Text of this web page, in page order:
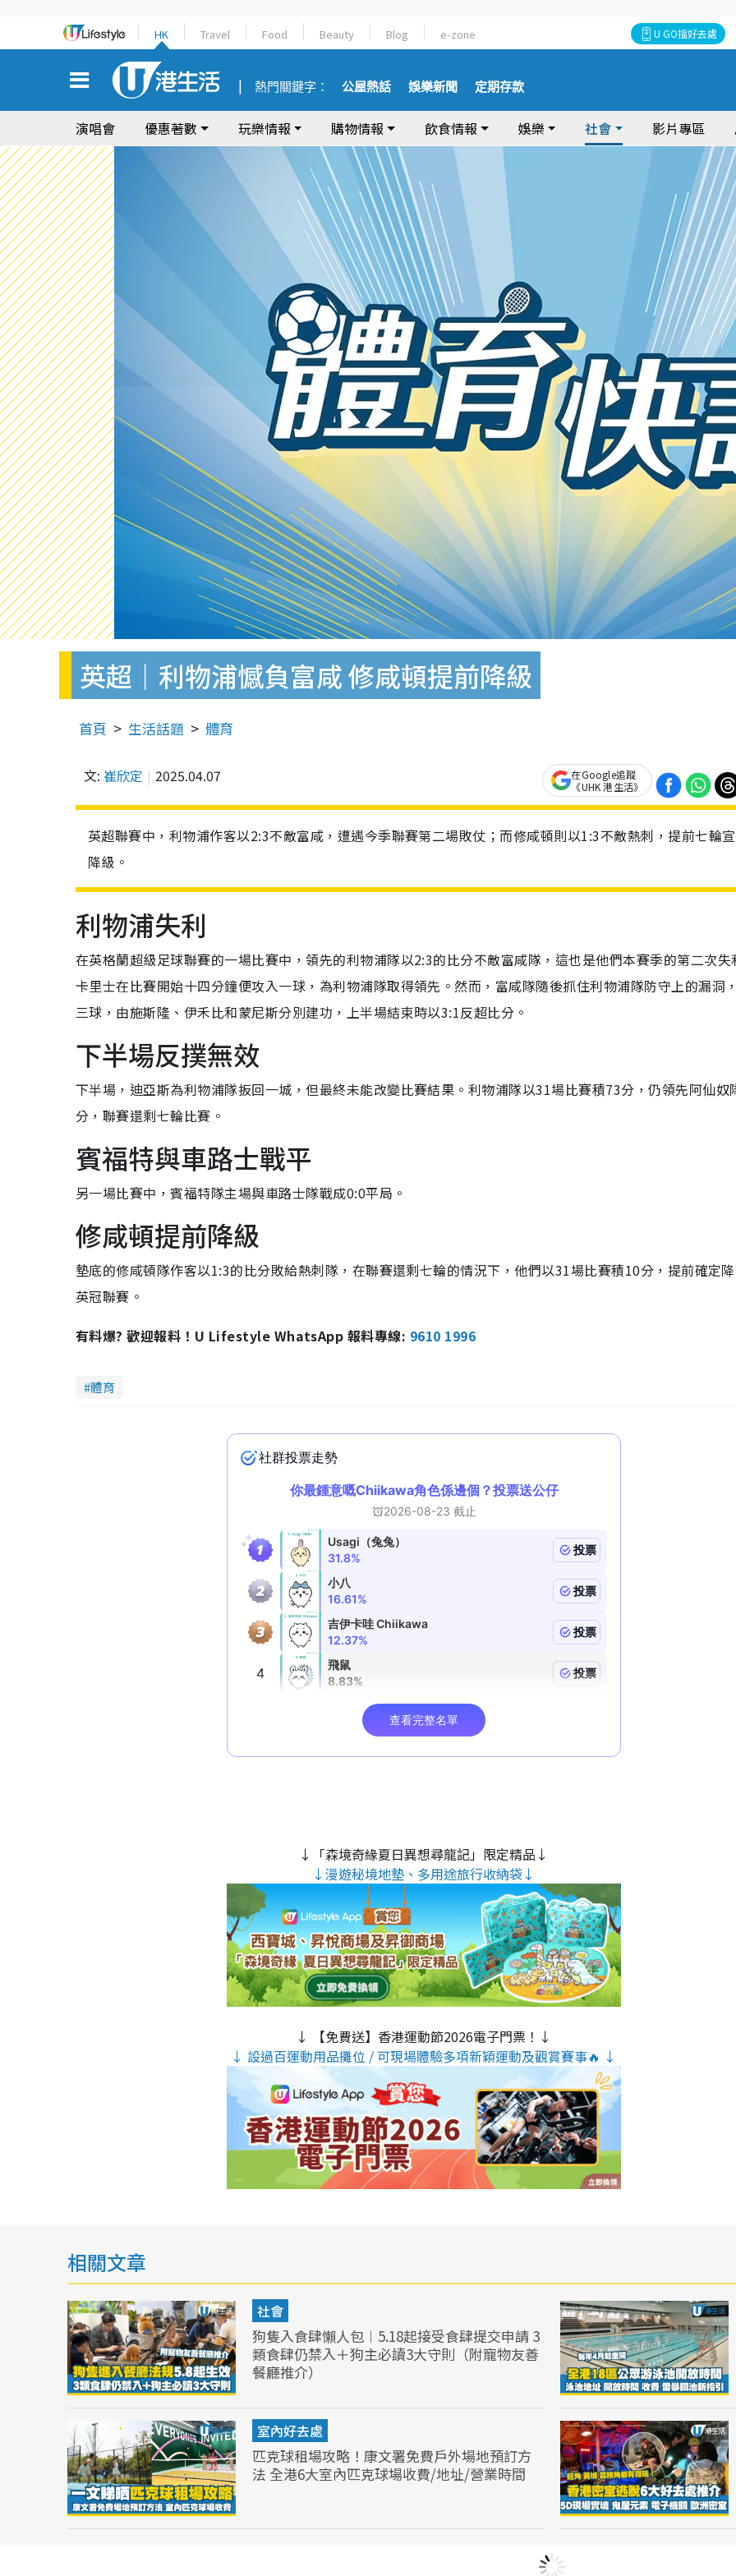
HK Travel Food Beauty Blog e-zone U GO搵好去處
熱門關鍵字： 公屋熱話 娛樂新聞 定期存款
演唱會 優惠著數 玩樂情報 購物情報 飲食情報 娛樂 社會 影片專區
英超｜利物浦憾負富咸 修咸頓提前降級
首頁 生活話題 體育
文: 崔欣定 2025.04.07
在Google追蹤
《UHK 港生活》
英超聯賽中，利物浦作客以2:3不敵富咸，遭遇今季聯賽第二場敗仗；而修咸頓則以1:3不敵熱刺，提前七輪
降級。
利物浦失利
在英格蘭超級足球聯賽的一場比賽中，領先的利物浦隊以2:3的比分不敵富咸隊，這也是他們本賽季的第二次失
卡里士在比賽開始十四分鐘便攻入一球，為利物浦隊取得領先。然而，富咸隊隨後抓住利物浦隊防守上的漏洞
三球，由施斯隆、伊禾比和蒙尼斯分別建功，上半場結束時以3:1反超比分。
下半場反撲無效
下半場，迪亞斯為利物浦隊扳回一城，但最終未能改變比賽結果。利物浦隊以31場比賽積73分，仍領先阿仙奴
分，聯賽還剩七輪比賽。
賓福特與車路士戰平
另一場比賽中，賓福特隊主場與車路士隊戰成0:0平局。
修咸頓提前降級
墊底的修咸頓隊作客以1:3的比分敗給熱刺隊，在聯賽還剩七輪的情況下，他們以31場比賽積10分，提前確定
英冠聯賽。
有料爆? 歡迎報料！U Lifestyle WhatsApp 報料專線: 9610 1996
體育
↓「森境奇緣夏日異想尋龍記」限定精品↓
↓漫遊秘境地墊、多用途旅行收納袋↓
↓ 【免費送】香港運動節2026電子門票！↓
↓ 設過百運動用品攤位 / 可現場體驗多項新穎運動及觀賞賽事🔥 ↓
相關文章
社會
狗隻入食肆懶人包︱5.18起接受食肆提交申請 3
類食肆仍禁入＋狗主必讀3大守則（附寵物友善
餐廳推介）
室內好去處
匹克球租場攻略！康文署免費戶外場地預訂方
法 全港6大室內匹克球場收費/地址/營業時間